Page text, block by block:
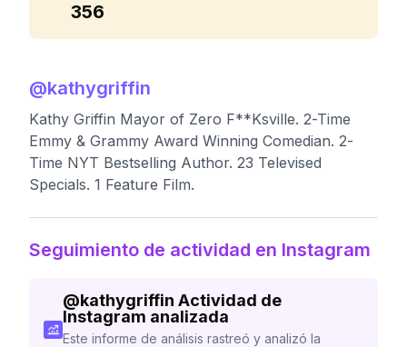
356
@kathygriffin
Kathy Griffin Mayor of Zero F**Ksville. 2-Time
Emmy & Grammy Award Winning Comedian. 2-
Time NYT Bestselling Author. 23 Televised
Specials. 1 Feature Film.
Seguimiento de actividad en Instagram
@kathygriffin Actividad de
Instagram analizada
Este informe de análisis rastreó y analizó la